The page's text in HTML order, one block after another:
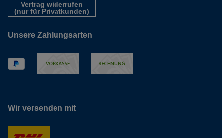
Vertrag widerrufen
(nur für Privatkunden)
Unsere Zahlungsarten
Wir versenden mit